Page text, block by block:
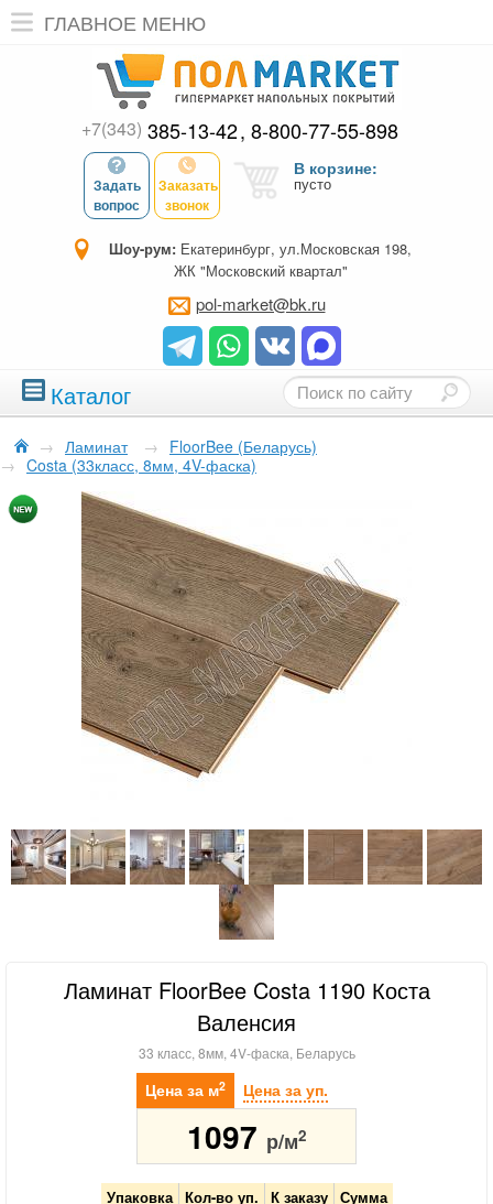
ГЛАВНОЕ МЕНЮ
+7(343) 385-13-42 8-800-77-55-898
Задать
вопрос
Заказать
звонок
В корзине:
пусто
Шоу-рум: Екатеринбург, ул.Московская 198,
ЖК "Московский квартал"
pol-market@bk.ru
Каталог
→ Ламинат → FloorBee (Беларусь)
→ Costa (33класс, 8мм, 4V-фаска)
Ламинат FloorBee Costa 1190 Коста
Валенсия
33 класс, 8мм, 4V-фаска, Беларусь
Цена за м2 Цена за уп.
1097 р/м2
Упаковка Кол-во уп. К заказу
Сумма